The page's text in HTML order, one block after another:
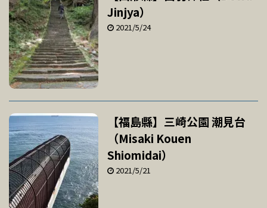
Jinjya）
2021/5/24
【福島縣】三崎公園 潮見台
（Misaki Kouen
Shiomidai）
2021/5/21